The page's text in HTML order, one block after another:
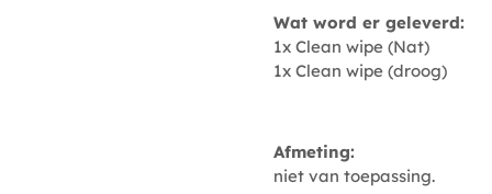
Wat word er geleverd:
1x Clean wipe (Nat)
1x Clean wipe (droog)
Afmeting:
niet van toepassing.